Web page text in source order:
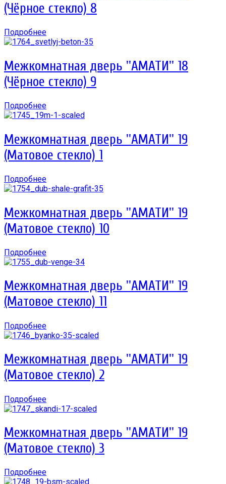
(Чёрное стекло) 8
Подробнее
Межкомнатная дверь ''АМАТИ'' 18
(Чёрное стекло) 9
Подробнее
Межкомнатная дверь ''АМАТИ'' 19
(Матовое стекло) 1
Подробнее
Межкомнатная дверь ''АМАТИ'' 19
(Матовое стекло) 10
Подробнее
Межкомнатная дверь ''АМАТИ'' 19
(Матовое стекло) 11
Подробнее
Межкомнатная дверь ''АМАТИ'' 19
(Матовое стекло) 2
Подробнее
Межкомнатная дверь ''АМАТИ'' 19
(Матовое стекло) 3
Подробнее